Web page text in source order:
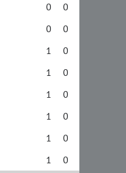
0
0
0
0
1
0
1
0
1
0
1
0
1
0
1 0